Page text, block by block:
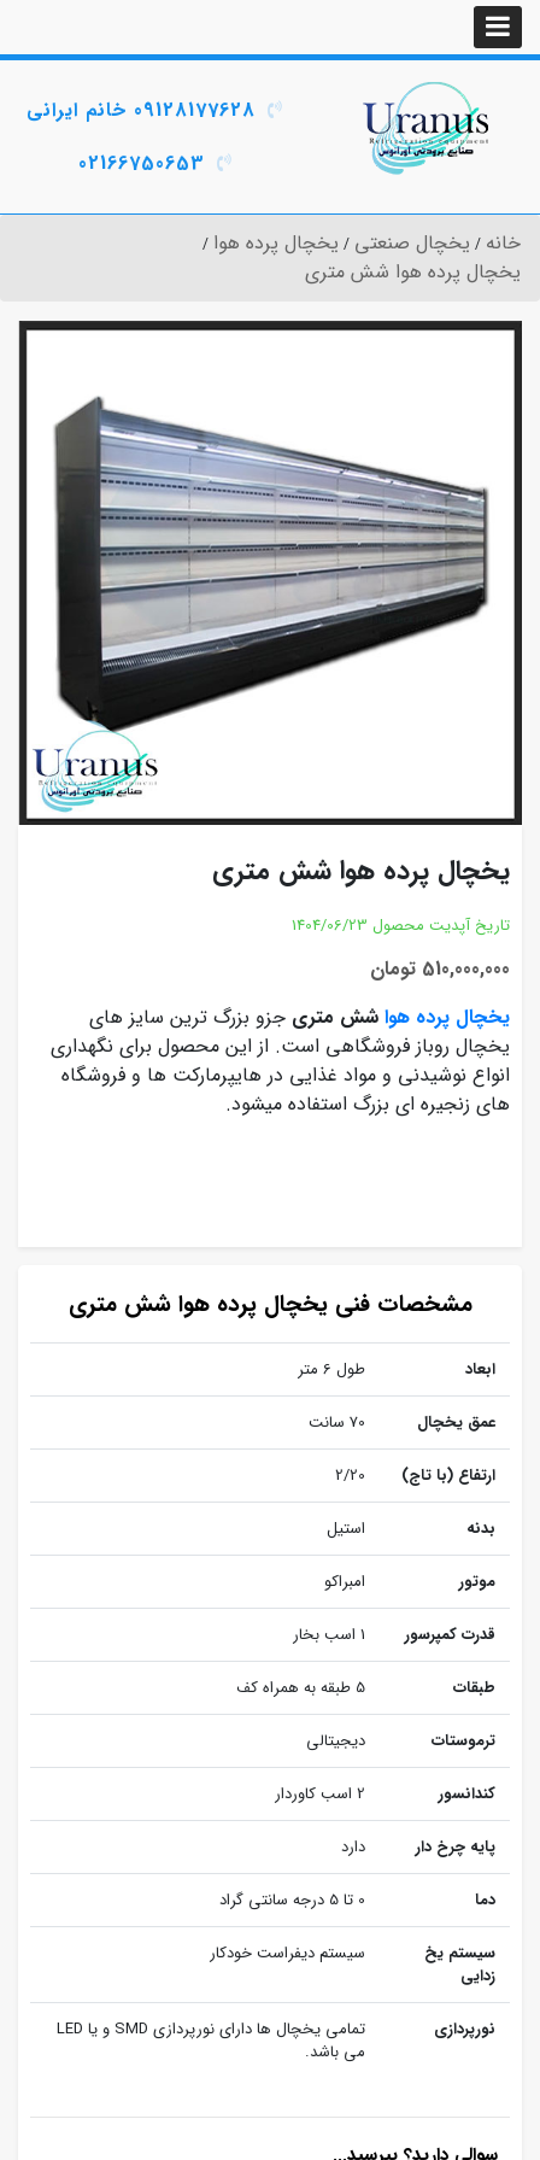
09128177628 خانم ایرانی
02166750653
خانه یخچال صنعتی یخچال پرده هوا
یخچال پرده هوا شش متری
یخچال پرده هوا شش متری
تاریخ آپدیت محصول 1404/06/23
510,000,000 تومان
یخچال پرده هوا شش متری جزو بزرگ ترین سایز های
یخچال روباز فروشگاهی است. از این محصول برای نگهداری
انواع نوشیدنی و مواد غذایی در هایپرمارکت ها و فروشگاه
های زنجیره ای بزرگ استفاده میشود.
مشخصات فنی یخچال پرده هوا شش متری
ابعاد طول 6 متر
عمق یخچال 70 سانت
ارتفاع (با تاج) 2/20
بدنه استیل
موتور امبراکو
قدرت کمپرسور 1 اسب بخار
طبقات 5 طبقه به همراه کف
ترموستات دیجیتالی
کندانسور 2 اسب کاوردار
پایه چرخ دار دارد
دما 0 تا 5 درجه سانتی گراد
سیستم یخ
زدایی
سیستم دیفراست خودکار
نورپردازی
تمامی یخچال ها دارای نورپردازی SMD و یا LED
می باشد.